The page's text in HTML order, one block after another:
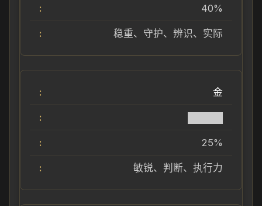
40%
稳重、守护、辨识、实际
金
25%
敏锐、判断、执行力